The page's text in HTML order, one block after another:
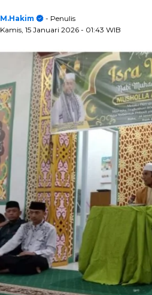
M.Hakim
- Penulis
Kamis, 15 Januari 2026 - 01:43 WIB